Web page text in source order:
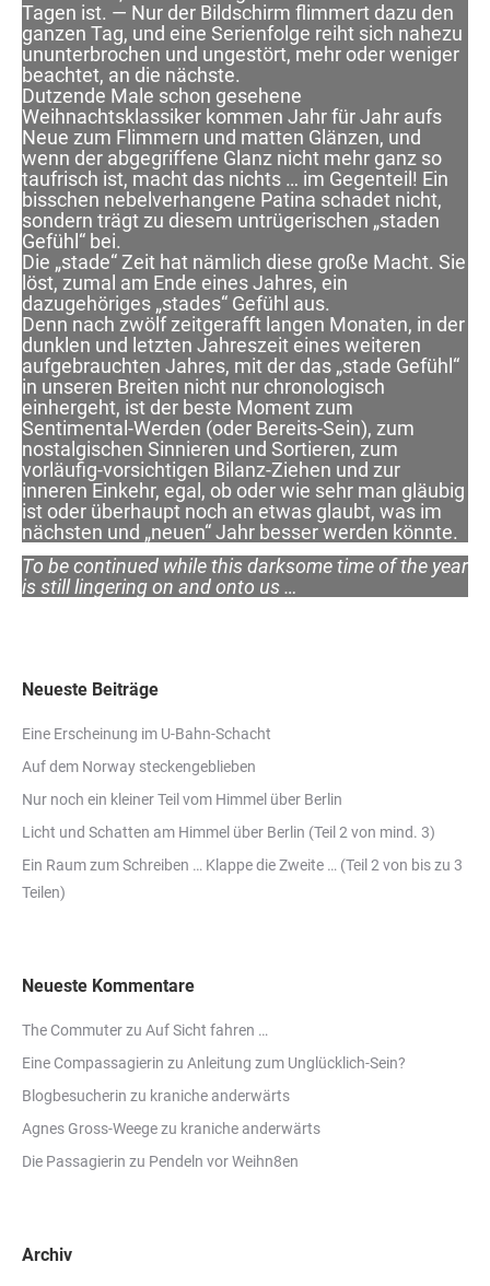
Tagen ist. — Nur der Bildschirm flimmert dazu den
ganzen Tag, und eine Serienfolge reiht sich nahezu
ununterbrochen und ungestört, mehr oder weniger
beachtet, an die nächste.
Dutzende Male schon gesehene
Weihnachtsklassiker kommen Jahr für Jahr aufs
Neue zum Flimmern und matten Glänzen, und
wenn der abgegriffene Glanz nicht mehr ganz so
taufrisch ist, macht das nichts … im Gegenteil! Ein
bisschen nebelverhangene Patina schadet nicht,
sondern trägt zu diesem untrügerischen „staden
Gefühl“ bei.
Die „stade“ Zeit hat nämlich diese große Macht. Sie
löst, zumal am Ende eines Jahres, ein
dazugehöriges „stades“ Gefühl aus.
Denn nach zwölf zeitgerafft langen Monaten, in der
dunklen und letzten Jahreszeit eines weiteren
aufgebrauchten Jahres, mit der das „stade Gefühl“
in unseren Breiten nicht nur chronologisch
einhergeht, ist der beste Moment zum
Sentimental-Werden (oder Bereits-Sein), zum
nostalgischen Sinnieren und Sortieren, zum
vorläufig-vorsichtigen Bilanz-Ziehen und zur
inneren Einkehr, egal, ob oder wie sehr man gläubig
ist oder überhaupt noch an etwas glaubt, was im
nächsten und „neuen“ Jahr besser werden könnte.
To be continued while this darksome time of the year
is still lingering on and onto us …
Neueste Beiträge
Eine Erscheinung im U-Bahn-Schacht
Auf dem Norway steckengeblieben
Nur noch ein kleiner Teil vom Himmel über Berlin
Licht und Schatten am Himmel über Berlin (Teil 2 von mind. 3)
Ein Raum zum Schreiben … Klappe die Zweite … (Teil 2 von bis zu 3
Teilen)
Neueste Kommentare
The Commuterzu Auf Sicht fahren …
Eine Compassagierin zu Anleitung zum Unglücklich-Sein?
Blogbesucherin zu kraniche anderwärts
Agnes Gross-Weegezu kraniche anderwärts
Die Passagierin zu Pendeln vor Weihn8en
Archiv